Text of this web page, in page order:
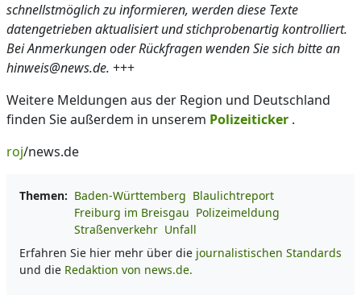
schnellstmöglich zu informieren, werden diese Texte
datengetrieben aktualisiert und stichprobenartig kontrolliert.
Bei Anmerkungen oder Rückfragen wenden Sie sich bitte an
hinweis@news.de. +++
Weitere Meldungen aus der Region und Deutschland
finden Sie außerdem in unserem Polizeiticker .
roj/news.de
Themen: Baden-Württemberg Blaulichtreport
Freiburg im Breisgau Polizeimeldung
Straßenverkehr Unfall
Erfahren Sie hier mehr über die journalistischen Standards
und die Redaktion von news.de.